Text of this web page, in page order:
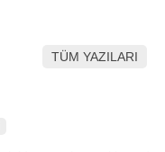
Telegram
TÜM YAZILARI